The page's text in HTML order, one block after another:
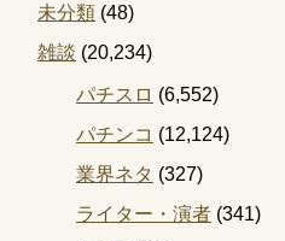
未分類 (48)
雑談 (20,234)
パチスロ (6,552)
パチンコ (12,124)
業界ネタ (327)
ライター・演者 (341)